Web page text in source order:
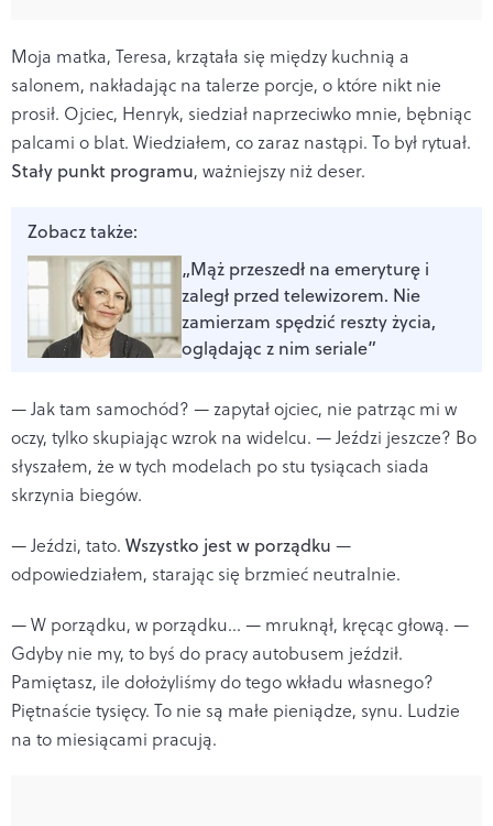
Moja matka, Teresa, krzątała się między kuchnią a
salonem, nakładając na talerze porcje, o które nikt nie
prosił. Ojciec, Henryk, siedział naprzeciwko mnie, bębniąc
palcami o blat. Wiedziałem, co zaraz nastąpi. To był rytuał.
Stały punkt programu, ważniejszy niż deser.
Zobacz także:
„Mąż przeszedł na emeryturę i
zaległ przed telewizorem. Nie
zamierzam spędzić reszty życia,
oglądając z nim seriale”
— Jak tam samochód? — zapytał ojciec, nie patrząc mi w
oczy, tylko skupiając wzrok na widelcu. — Jeździ jeszcze? Bo
słyszałem, że w tych modelach po stu tysiącach siada
skrzynia biegów.
— Jeździ, tato. Wszystko jest w porządku —
odpowiedziałem, starając się brzmieć neutralnie.
— W porządku, w porządku… — mruknął, kręcąc głową. —
Gdyby nie my, to byś do pracy autobusem jeździł.
Pamiętasz, ile dołożyliśmy do tego wkładu własnego?
Piętnaście tysięcy. To nie są małe pieniądze, synu. Ludzie
na to miesiącami pracują.